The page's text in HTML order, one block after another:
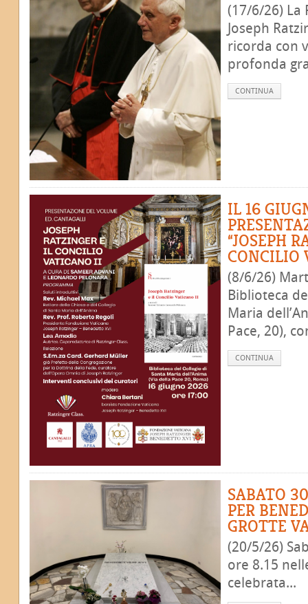
(17/6/26) La
Joseph
ricorda con
profonda
CONTINUA
IL 16
“JOSEPH
CONCILIO
(8/6/26)
Biblioteca
Maria
Pace, 20),
CONTINUA
SABATO
PER
GROTTE
(20/5/26)
ore 8.15
celebrata...